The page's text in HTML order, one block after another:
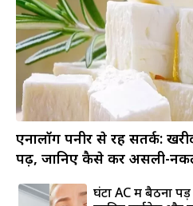
एनालॉग पनीर से रहें सतर्क:
पढ़ें, जानिए कैसे करें असली-
घंटों AC में बैठना